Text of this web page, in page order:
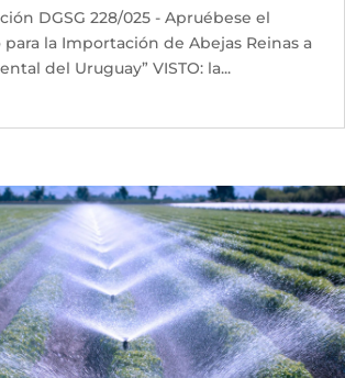
DGSG 228/025 - Apruébese el
la Importación de Abejas Reinas a
del Uruguay” VISTO: la...